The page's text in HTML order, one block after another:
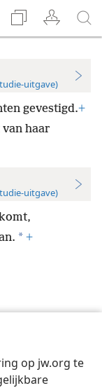
op jw.org te
uitgave)
gevestigd.+
haar
uitgave)
* +